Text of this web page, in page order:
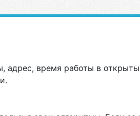
время работы в